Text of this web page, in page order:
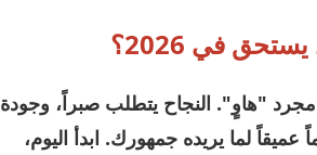
في 2026؟
"هاوٍ". النجاح يتطلب صبراً، وجودة
لما يريده جمهورك. ابدأ اليوم،